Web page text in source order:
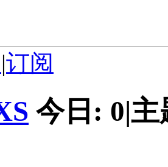
|订阅
今日: 0|